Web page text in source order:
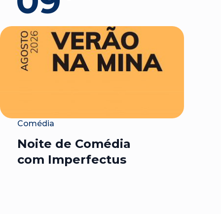
Comédia
Noite de Comédia
com Imperfectus